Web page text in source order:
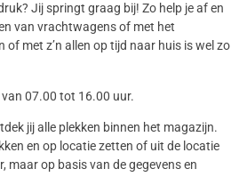
Jij springt graag bij! Zo help je af en
van vrachtwagens of met het
of met z’n allen op tijd naar huis is wel zo
07.00 tot 16.00 uur.
jij alle plekken binnen het magazijn.
en op locatie zetten of uit de locatie
maar op basis van de gegevens en